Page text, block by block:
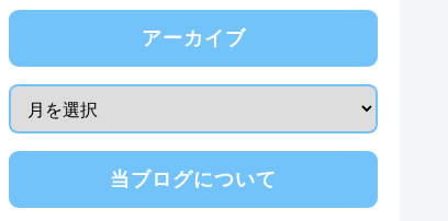
アーカイブ
当ブログについて